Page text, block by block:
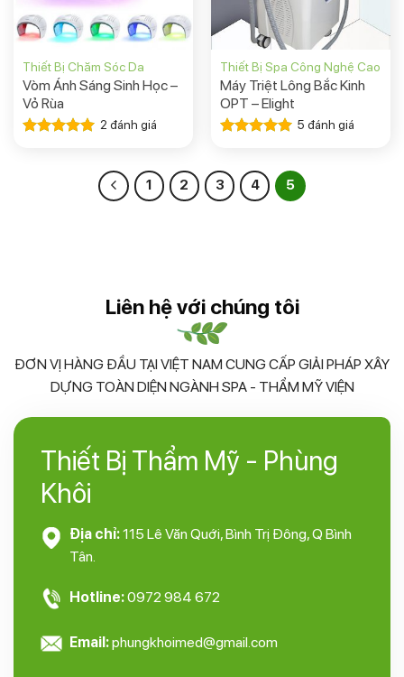
Thiết Bị Chăm Sóc Da
Vòm Ánh Sáng Sinh Học –
Vỏ Rùa
2 đánh giá
Thiết Bị Spa Công Nghệ Cao
Máy Triệt Lông Bắc Kinh
OPT – Elight
5 sao
5 đánh giá
1 2 3 4 5
Liên hệ với chúng tôi
ĐƠN VỊ HÀNG ĐẦU TẠI VIỆT NAM CUNG CẤP GIẢI PHÁP XÂY
DỰNG TOÀN DIỆN NGÀNH SPA - THẨM MỸ VIỆN
Thiết Bị Thẩm Mỹ - Phùng
Khôi
Địa chỉ:115 Lê Văn Quới, Bình Trị Đông, Q Bình
Tân.
Hotline:0972 984 672
Email:phungkhoimed@gmail.com